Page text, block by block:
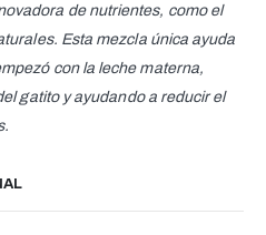
de nutrientes, como el
Esta mezcla única ayuda
con la leche materna,
gatito y ayudando a reducir el